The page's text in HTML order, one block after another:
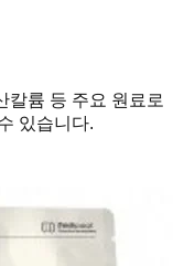
칼륨 등 주요 원료로
있습니다.